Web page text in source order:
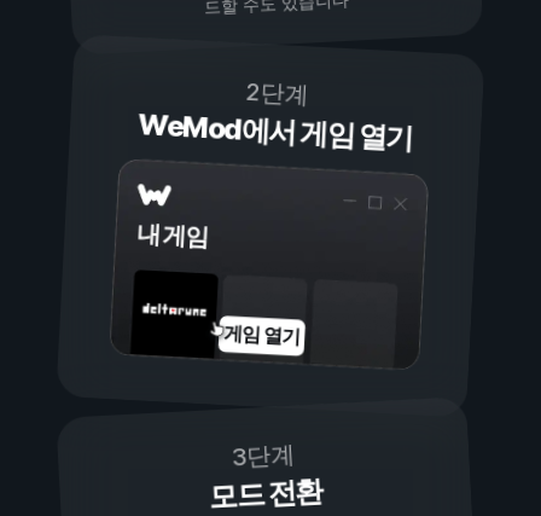
2단계
WeMod에서 게임 열기
내 게임
게임 열기
3단계
모드 전환